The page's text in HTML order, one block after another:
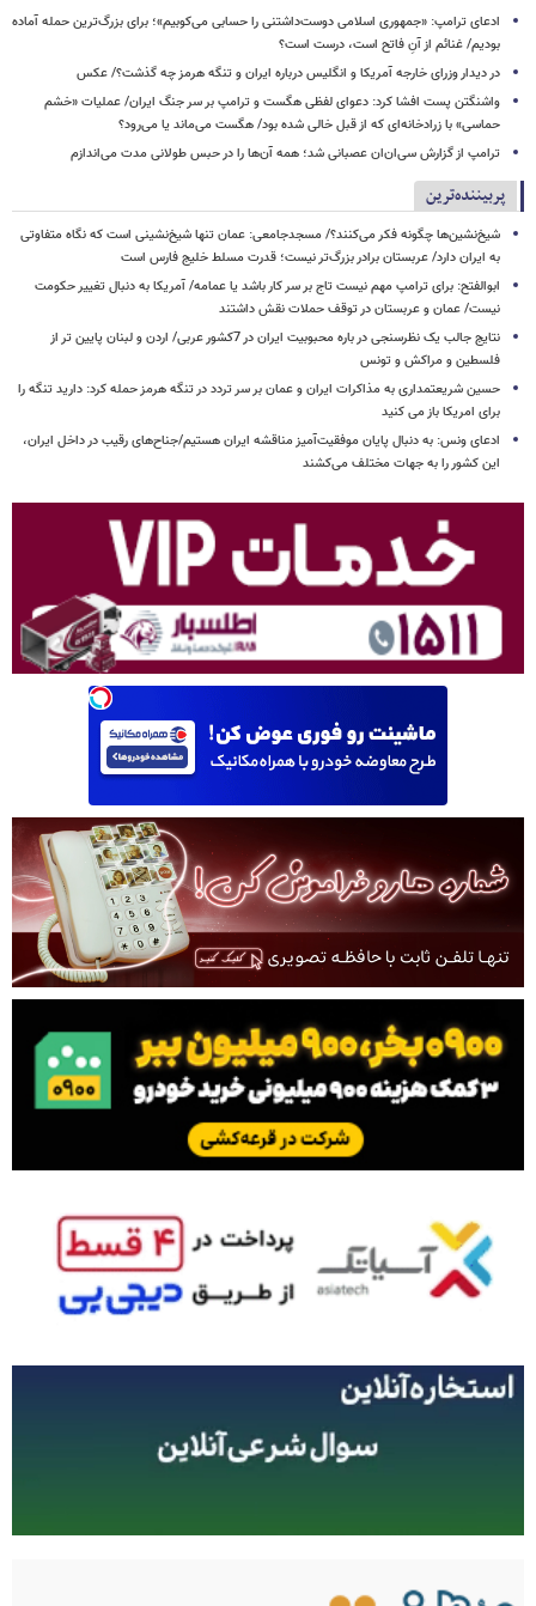
ادعای ترامپ: «جمهوری اسلامی دوست‌داشتنی را حسابی می‌کوبیم»؛ برای بزرگ‌ترین حمله آماده
بودیم/ غنائم از آنِ فاتح است، درست است؟
در دیدار وزرای خارجه آمریکا و انگلیس درباره ایران و تنگه هرمز چه گذشت؟/ عکس
واشنگتن پست افشا کرد: دعوای لفظی هگست و ترامپ بر سر جنگ ایران/ عملیات «خشم
حماسی» با زرادخانه‌ای که از قبل خالی شده بود/ هگست می‌ماند یا می‌رود؟
ترامپ از گزارش سی‌ان‌ان عصبانی شد؛ همه آن‌ها را در حبس طولانی مدت می‌اندازم
پربیننده‌ترین
شیخ‌نشین‌ها چگونه فکر می‌کنند؟/ مسجدجامعی: عمان تنها شیخ‌نشینی است که نگاه متفاوتی
به ایران دارد/ عربستان برادر بزرگ‌تر نیست؛ قدرت مسلط خلیج فارس است
ابوالفتح: برای ترامپ مهم نیست تاج بر سر کار باشد یا عمامه/ آمریکا به دنبال تغییر حکومت
نیست/ عمان و عربستان در توقف حملات نقش داشتند
نتایج جالب یک نظرسنجی در باره محبوبیت ایران در 7کشور عربی/ اردن و لبنان پایین تر از
فلسطین و مراکش و تونس
حسین شریعتمداری به مذاکرات ایران و عمان بر سر تردد در تنگه هرمز حمله کرد: دارید تنگه را
برای امریکا باز می کنید
ادعای ونس: به دنبال پایان موفقیت‌آمیز مناقشه ایران هستیم/جناح‌های رقیب در داخل ایران،
این کشور را به جهات مختلف می‌کشند